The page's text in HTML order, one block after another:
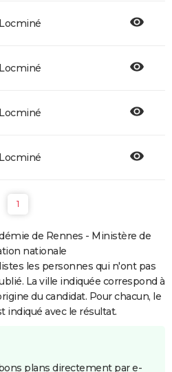
Locminé
Locminé
Locminé
Locminé
1
de Rennes - Ministère de
nationale
les personnes qui n'ont pas
La ville indiquée correspond à
du candidat. Pour chacun, le
indiqué avec le résultat.
plans directement par e-